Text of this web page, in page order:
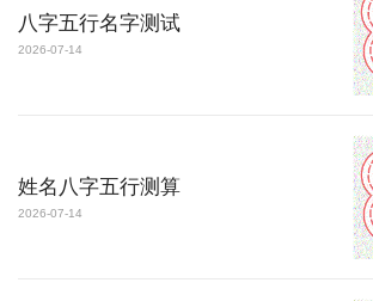
八字五行名字测试
2026-07-14
姓名八字五行测算
2026-07-14